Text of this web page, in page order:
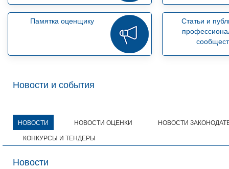
Памятка оценщику
Статьи и
Новости и события
НОВОСТИ НОВОСТИ ОЦЕНКИ
НОВОСТИ
КОНКУРСЫ И ТЕНДЕРЫ
Новости